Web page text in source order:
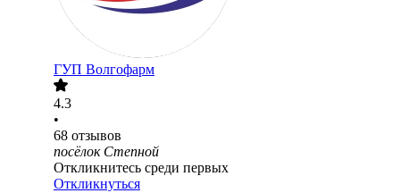
ГУП Волгофарм
4.3
•
68 отзывов
посёлок Степной
Откликнитесь среди первых
Откликнуться